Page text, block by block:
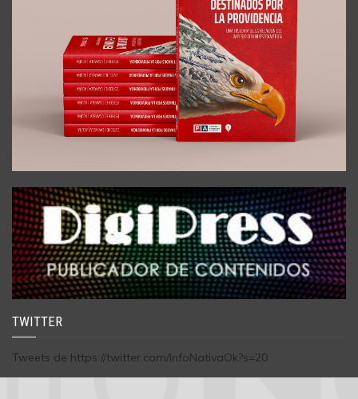
TWITTER
Tweets de https://twitter.com/InfoNativaOk?s=20